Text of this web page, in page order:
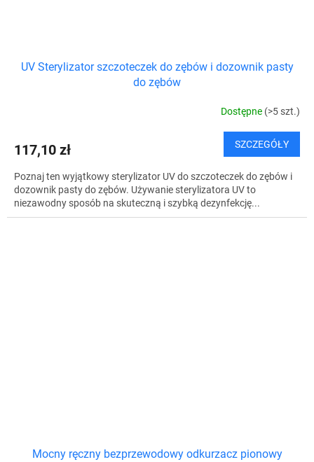
UV Sterylizator szczoteczek do zębów i dozownik pasty
do zębów
Dostępne (>5 szt.)
117,10 zł SZCZEGÓŁY
Poznaj ten wyjątkowy sterylizator UV do szczoteczek do zębów i
dozownik pasty do zębów. Używanie sterylizatora UV to
niezawodny sposób na skuteczną i szybką dezynfekcję...
Mocny ręczny bezprzewodowy odkurzacz pionowy